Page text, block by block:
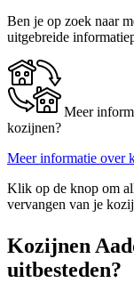
Ben je op zoek naar
uitgebreide
Meer
kozijnen?
Meer informatie over
Klik op de knop om
vervangen van je
Kozijnen
uitbesteden?